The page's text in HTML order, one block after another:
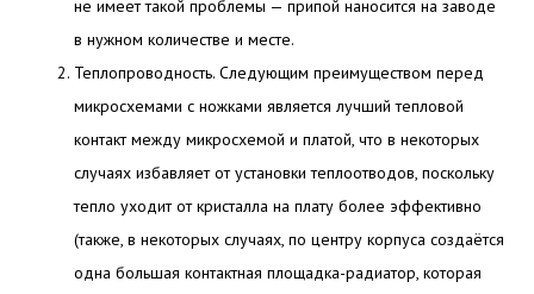
не имеет такой проблемы — припой наносится на заводе
в нужном количестве и месте.
Теплопроводность. Следующим преимуществом перед
микросхемами с ножками является лучший тепловой
контакт между микросхемой и платой, что в некоторых
случаях избавляет от установки теплоотводов, поскольку
тепло уходит от кристалла на плату более эффективно
(также, в некоторых случаях, по центру корпуса создаётся
одна большая контактная площадка-радиатор, которая